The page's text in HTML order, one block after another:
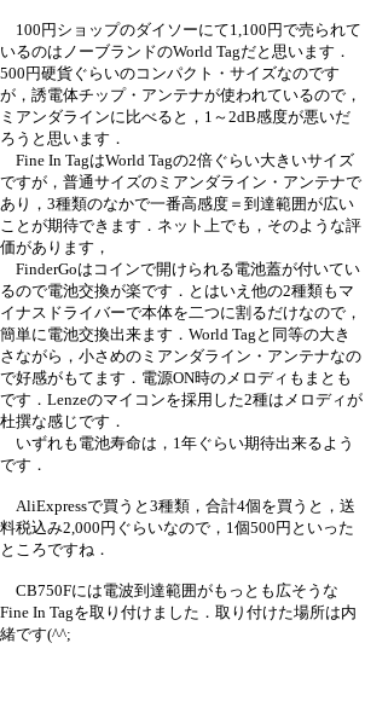
100円ショップのダイソーにて1,100円で売られて
いるのはノーブランドのWorld Tagだと思います．
500円硬貨ぐらいのコンパクト・サイズなのです
が，誘電体チップ・アンテナが使われているので，
ミアンダラインに比べると，1～2dB感度が悪いだ
ろうと思います．
Fine In TagはWorld Tagの2倍ぐらい大きいサイズ
ですが，普通サイズのミアンダライン・アンテナで
あり，3種類のなかで一番高感度＝到達範囲が広い
ことが期待できます．ネット上でも，そのような評
価があります，
FinderGoはコインで開けられる電池蓋が付いてい
るので電池交換が楽です．とはいえ他の2種類もマ
イナスドライバーで本体を二つに割るだけなので，
簡単に電池交換出来ます．World Tagと同等の大き
さながら，小さめのミアンダライン・アンテナなの
で好感がもてます．電源ON時のメロディもまとも
です．Lenzeのマイコンを採用した2種はメロディが
杜撰な感じです．
いずれも電池寿命は，1年ぐらい期待出来るよう
です．
AliExpressで買うと3種類，合計4個を買うと，送
料税込み2,000円ぐらいなので，1個500円といった
ところですね．
CB750Fには電波到達範囲がもっとも広そうな
Fine In Tagを取り付けました．取り付けた場所は内
緒です(^^;